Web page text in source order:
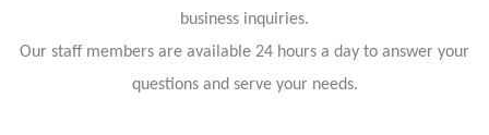
business inquiries.
Our staff members are available 24 hours a day to answer your
questions and serve your needs.